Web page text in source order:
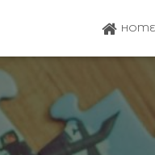
HOME